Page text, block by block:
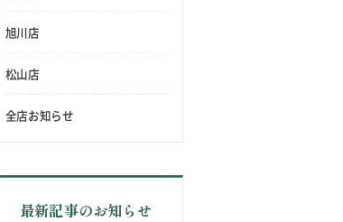
旭川店
松山店
全店お知らせ
最新記事のお知らせ